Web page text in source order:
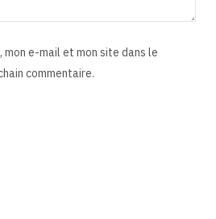
mon e-mail et mon site dans le
commentaire.